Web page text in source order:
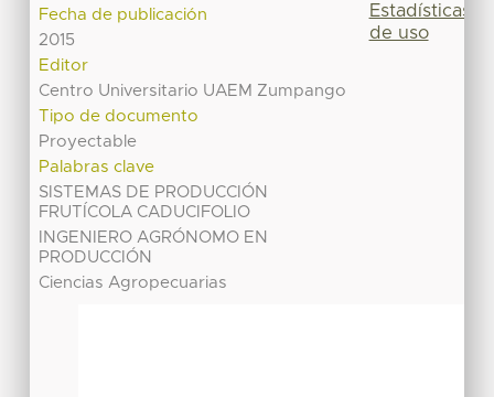
Fecha de publicación
2015
Editor
Centro Universitario UAEM Zumpango
Tipo de documento
Proyectable
Palabras clave
SISTEMAS DE PRODUCCIÓN
FRUTÍCOLA CADUCIFOLIO
INGENIERO AGRÓNOMO EN
PRODUCCIÓN
Ciencias Agropecuarias
Estadísticas
de uso